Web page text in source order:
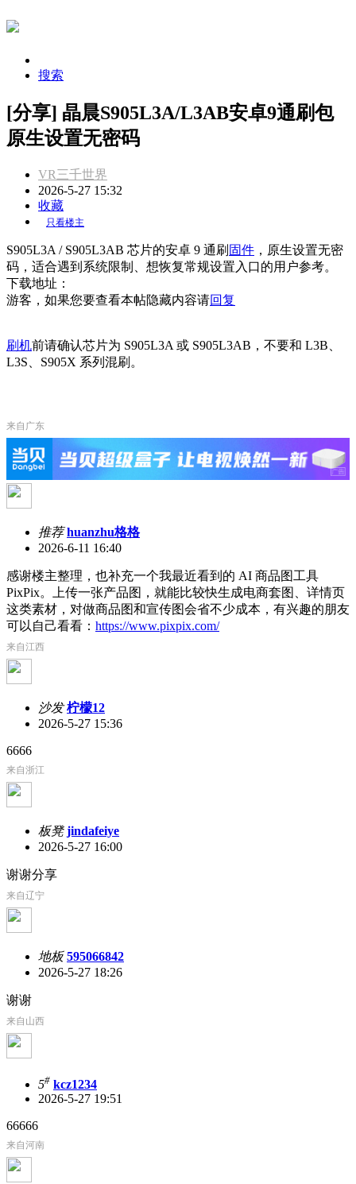
搜索
[分享] 晶晨S905L3A/L3AB安卓9通刷包
原生设置无密码
VR三千世界
2026-5-27 15:32
收藏
只看楼主
S905L3A / S905L3AB 芯片的安卓 9 通刷 固件 ，原生设置无密
码，适合遇到系统限制、想恢复常规设置入口的用户参考。
下载地址：
游客，如果您要查看本帖隐藏内容请回复
刷机前请确认芯片为 S905L3A 或 S905L3AB，不要和 L3B、
L3S、S905X 系列混刷。
来自广东
推荐huanzhu格格
2026-6-11 16:40
感谢楼主整理，也补充一个我最近看到的 AI 商品图工具
PixPix。上传一张产品图，就能比较快生成电商套图、详情页
这类素材，对做商品图和宣传图会省不少成本，有兴趣的朋友
可以自己看看： https://www.pixpix.com/
来自江西
沙发 柠檬12
2026-5-27 15:36
6666
来自浙江
板凳 jindafeiye
2026-5-27 16:00
谢谢分享
来自辽宁
地板 595066842
2026-5-27 18:26
谢谢
来自山西
5# kcz1234
2026-5-27 19:51
66666
来自河南